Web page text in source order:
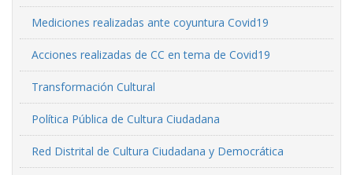
Mediciones realizadas ante coyuntura Covid19
Acciones realizadas de CC en tema de Covid19
Transformación Cultural
Política Pública de Cultura Ciudadana
Red Distrital de Cultura Ciudadana y Democrática